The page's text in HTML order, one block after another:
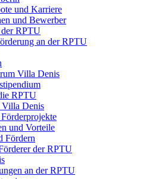
und Karriere
und Bewerber
der RPTU
an der RPTU
Villa Denis
RPTU
Villa Denis
und Vorteile
Fördern
der RPTU
an der RPTU